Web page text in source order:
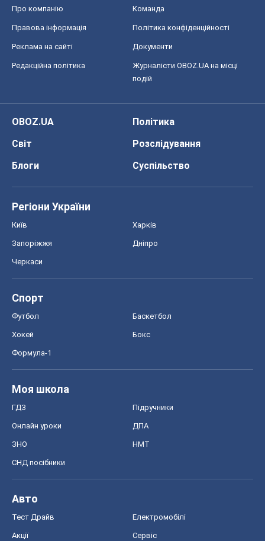
Про компанію Команда
Правова інформація Політика конфіденційності
Реклама на сайті Документи
Редакційна політика
Журналісти OBOZ.UA на місці
подій
OBOZ.UA
Політика
Світ
Розслідування
Блоги
Суспільство
Регіони України
Київ Харків
Запоріжжя Дніпро
Черкаси
Спорт
Футбол Баскетбол
Хокей Бокс
Формула-1
Моя школа
ГДЗ Підручники
Онлайн уроки ДПА
ЗНО НМТ
СНД посібники
Авто
Тест Драйв Електромобілі
Акції Сервіс